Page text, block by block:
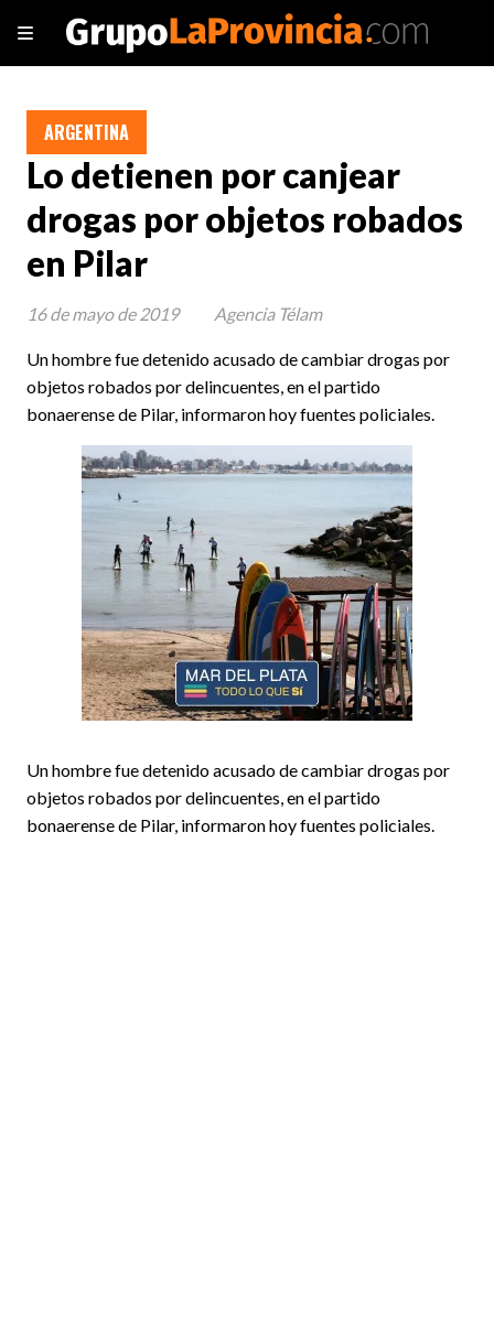
Lo detienen por canjear
drogas por objetos robados
en Pilar
Un hombre fue detenido acusado de cambiar drogas por
objetos robados por delincuentes, en el partido
bonaerense de Pilar, informaron hoy fuentes policiales.
ARGENTINA
16 de mayo de 2019 Agencia Télam
Un hombre fue detenido acusado de cambiar drogas por
objetos robados por delincuentes, en el partido
bonaerense de Pilar, informaron hoy fuentes policiales.